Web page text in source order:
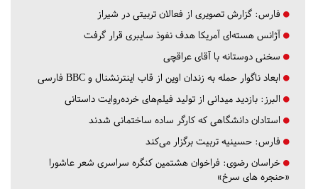
فارس: گزارش تصویری از فعالان تربیتی در شیراز
آژانس هسته‌ای آمریکا هدف نفوذ سایبری قرار گرفت
سخنی دوستانه با آقای عراقچی
ابعاد ناگوار حمله به زندان اوین از قاب اینترنشنال و BBC فارسی
البرز: بازدید میدانی از تولید فیلم‌های خرده‌روایت داستانی
استادان دانشگاهی که کارگر ساده ساختمانی شدند
فارس: حسینیه تربیت برگزار می‌کند
خراسان رضوی: فراخوان هشتمین کنگره سراسری شعر عاشورا
«حنجره های سرخ»